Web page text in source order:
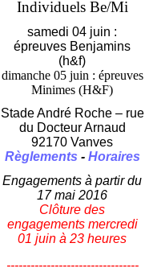
Individuels Be/Mi
samedi 04 juin :
épreuves Benjamins
(h&f)
dimanche 05 juin : épreuves
Minimes (H&F)
Stade André Roche – rue
du Docteur Arnaud
92170 Vanves
Règlements - Horaires
Engagements à partir du
17 mai 2016
Clôture des
engagements mercredi
01 juin à 23 heures
---------------------------------